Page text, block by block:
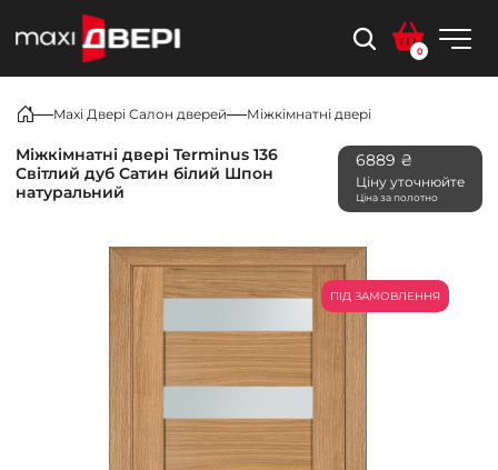
0
Maxi Двері Салон дверей Міжкімнатні двері
Міжкімнатні двері Terminus 136
Світлий дуб Сатин білий Шпон
натуральний
6889 ₴
Ціну уточнюйте
Ціна за полотно
ПІД ЗАМОВЛЕННЯ